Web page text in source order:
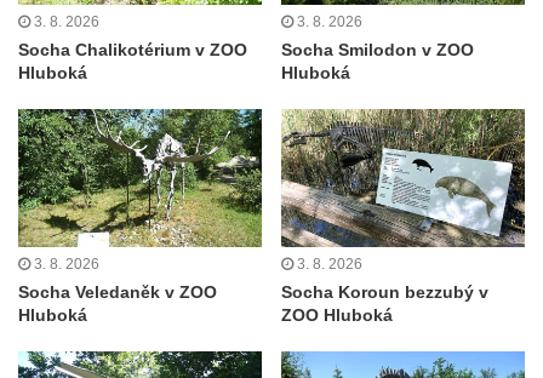
a 30. výročí listopadu 1989 v Hrobčicích
Boží muka v parku před domem čp. 17 v
Hrobčicích
Sochy „Klaun a dívenka“ v parku v centru
Hrobčic
Socha svatého Antonína poustevníka v
Mirošovicích
Socha vodníka u požární nádrže v
Mirošovicích
Račicích
3. 8. 2026
Socha Chalikotérium v ZOO
Hluboká
3. 8. 2026
Socha Smilodon v ZOO
Hluboká
3. 8. 2026
Socha Veledaněk v ZOO
Hluboká
3. 8. 2026
Socha Koroun bezzubý v
ZOO Hluboká